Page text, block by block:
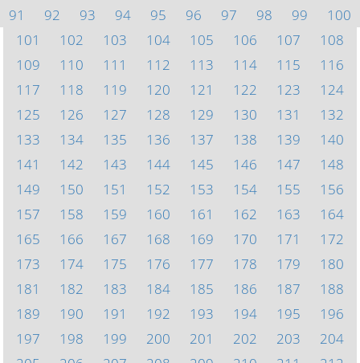
91
92 93 94 95 96 97 98 99
100
101
102 103 104 105 106 107
108
109
110 111 112 113 114 115
116
117
118 119 120 121 122 123
124
125
126 127 128 129 130 131
132
133
134 135 136 137 138 139
140
141
142 143 144 145 146 147
148
149
150 151 152 153 154 155
156
157
158 159 160 161 162 163
164
165
166 167 168 169 170 171
172
173
174 175 176 177 178 179
180
181
182 183 184 185 186 187
188
189
190 191 192 193 194 195
196
197
198 199 200 201 202 203
204